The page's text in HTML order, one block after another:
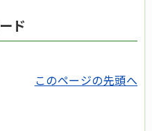
ド
このページの先頭へ